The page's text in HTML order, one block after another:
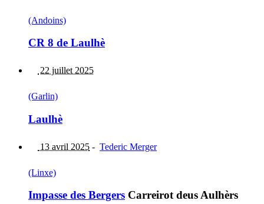
(Andoins)
CR 8 de Laulhè
22 juillet 2025
(Garlin)
Laulhè
13 avril 2025 - Tederic Merger
(Linxe)
Impasse des Bergers Carreirot deus Aulhèrs